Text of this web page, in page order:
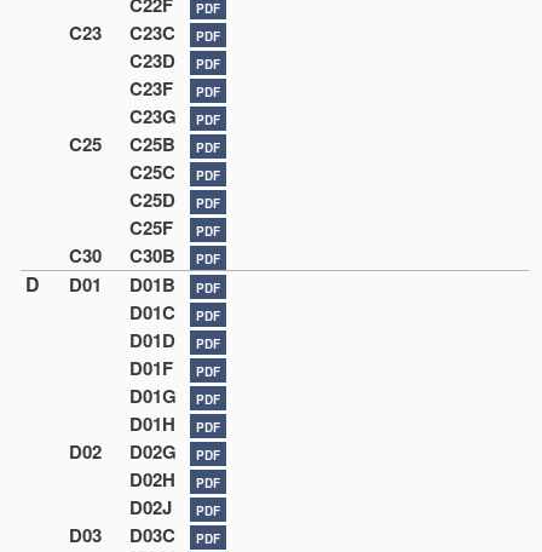
PDF
C23 C23C PDF
C23D PDF
C23F PDF
C23G PDF
C25 C25B PDF
C25C PDF
C25D PDF
C25F PDF
C30 C30B PDF
D D01 D01B PDF
D01C PDF
D01D PDF
D01F PDF
D01G PDF
D01H PDF
D02 D02G PDF
D02H PDF
D02J PDF
D03 D03C PDF